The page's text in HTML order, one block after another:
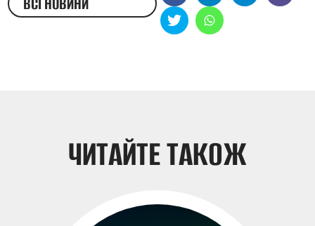
ЧИТАЙТЕ ТАКОЖ